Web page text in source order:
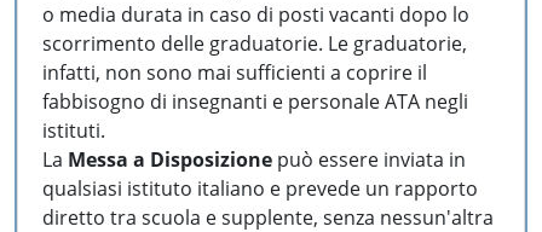
o media durata in caso di posti vacanti dopo lo
scorrimento delle graduatorie. Le graduatorie,
infatti, non sono mai sufficienti a coprire il
fabbisogno di insegnanti e personale ATA negli
istituti.
La Messa a Disposizione può essere inviata in
qualsiasi istituto italiano e prevede un rapporto
diretto tra scuola e supplente, senza nessun'altra